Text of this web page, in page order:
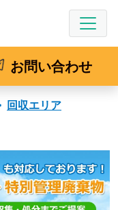
お問い合わせ
回収エリア